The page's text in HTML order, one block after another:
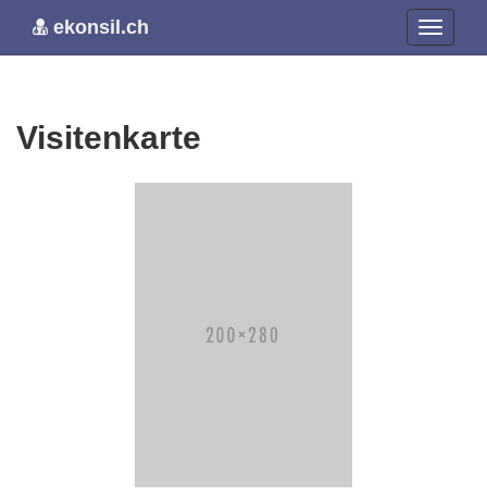
ekonsil.ch
Visitenkarte